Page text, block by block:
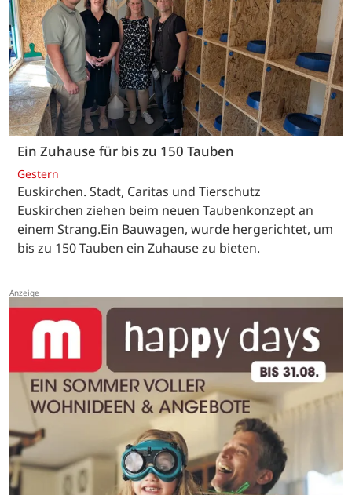
Ein Zuhause für bis zu 150 Tauben
Gestern
Euskirchen. Stadt, Caritas und Tierschutz
Euskirchen ziehen beim neuen Taubenkonzept an
einem Strang.Ein Bauwagen, wurde hergerichtet, um
bis zu 150 Tauben ein Zuhause zu bieten.